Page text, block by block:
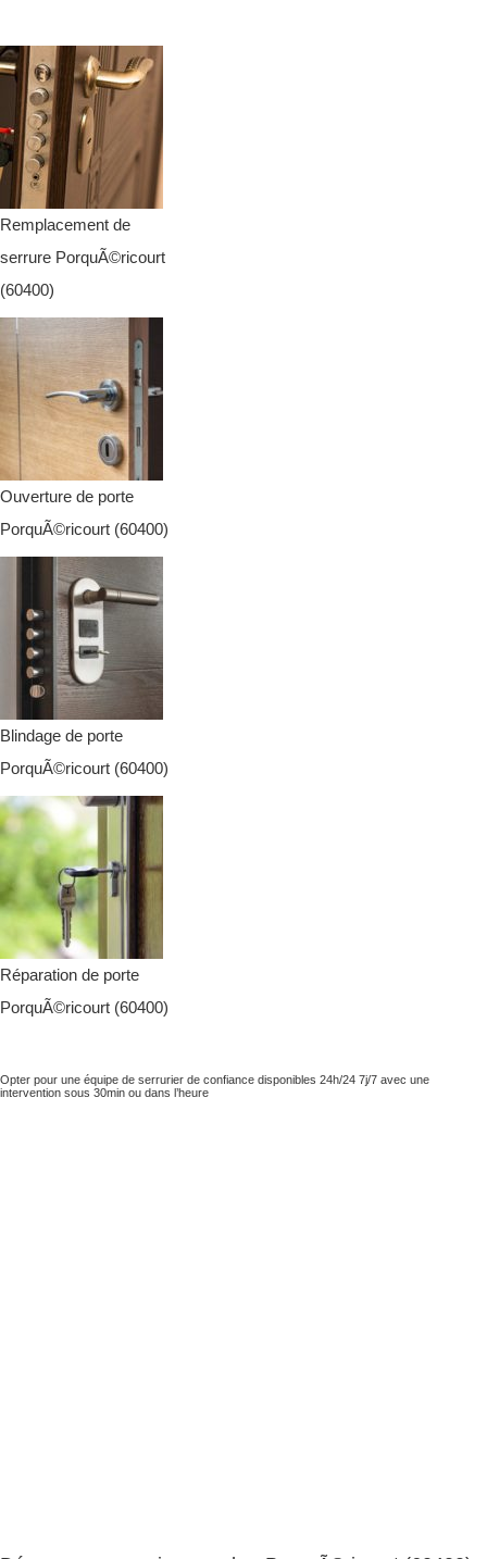
Remplacement de
serrure PorquÃ©ricourt
(60400)
Ouverture de porte
PorquÃ©ricourt (60400)
Blindage de porte
PorquÃ©ricourt (60400)
Réparation de porte
PorquÃ©ricourt (60400)
Opter pour une équipe de serrurier de confiance disponibles 24h/24 7j/7 avec une
intervention sous 30min ou dans l’heure